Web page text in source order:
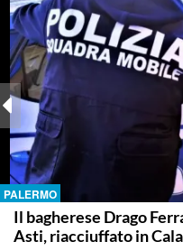
PALERMO
Il bagherese Drago
Asti, riacciuffato in